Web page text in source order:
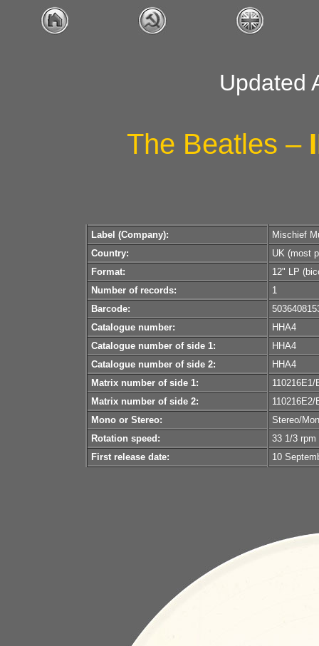
Updated
The Beatles –
Label (Company):
Mischief
Country:
UK (most
Format:
12" LP
Number of records:
1
Barcode:
Catalogue number:
HHA4
Catalogue number of side 1:
HHA4
Catalogue number of side 2:
HHA4
Matrix number of side 1:
110216E1/
Matrix number of side 2:
110216E2/
Mono or Stereo:
Stereo/
Rotation speed:
33 1/3 rpm
First release date:
10